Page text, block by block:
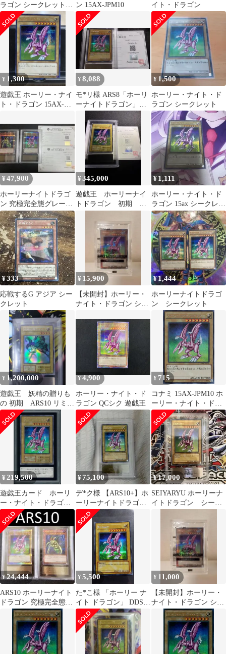
ラゴン シークレットレ
15AX-JPM10
ン 15AX-JPM10
イト・ドラゴン
¥ 1,300
遊戯王 ホーリー・ナイ
ト・ドラゴン 15AX-
¥8,088
モ*リ様 ARS8「ホーリ
ーナイトドラゴン」
SDD シークレット 英語
版 SEI
¥ 1,500
ホーリー・ナイト・ド
ラゴン シークレット
¥47,900
ホーリーナイトドラゴ
ン 究極完全態グレート
モス クオシク ARS10
SET
¥345,000
遊戯王 ホーリーナイ
トドラゴン 初期
¥ 1,111
ホーリー・ナイト・ド
ラゴン 15ax シークレッ
ト
¥333
応戦するG アジア シー
クレット
¥ 15,900
【未開封】ホーリー・
ナイト・ドラゴン シー
¥1,444
ホーリーナイトドラゴ
ン シークレット
¥ 1,200,000
遊戯王 妖精の贈りも
の 初期 ARS10 リミテ
ッドエディション1 城
之内パック
¥4,900
ホーリー・ナイト・ド
ラゴン QCシク 遊戯王
¥ 715
コナミ 15AX-JPM10 ホ
ーリー・ナイト・ドラ
ゴン シークレット
¥ 219,500
遊戯王カード ホーリ
ー・ナイト・ドラゴ
ン 初期シークレッ
ト ARS7 鑑定
Y001297
¥75,100
デ*ク様 【ARS10+】ホ
ーリーナイトドラゴン
英語版 DDS
¥17,000
SEIYARYU ホーリーナ
イトドラゴン シーク
¥24,444
ARS10 ホーリーナイト
ドラゴン 究極完全態グ
レートモス 25th 限定
¥5,500
た*こ様 「ホーリー ナ
イト ドラゴン」 DDS
シークレット 英語版 遊
戯王
¥ 11,000
【未開封】ホーリー・
ナイト・ドラゴン シー
クレットレア 2枚セッ